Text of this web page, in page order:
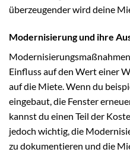
überzeugender wird deine
Modernisierung und ihre
Einfluss auf den Wert einer
auf die Miete. Wenn du
eingebaut, die Fenster
kannst du einen Teil der
jedoch wichtig, die
zu dokumentieren und die